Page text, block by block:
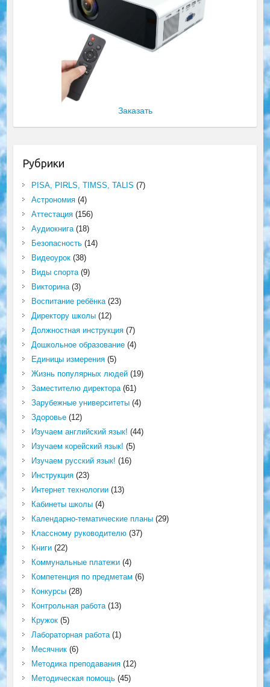
Заказать
Рубрики
PISA, PIRLS, TIMSS, TALIS (7)
Астрономия(4)
Аттестация(156)
Аудиокнига(18)
Безопасность(14)
Видеоурок(38)
Виды спорта(9)
Викторина(3)
Воспитание ребёнка(23)
Директору школы(12)
Должностная инструкция(7)
Дошкольное образование(4)
Единицы измерения(5)
Жизнь популярных людей(19)
Заместителю директора(61)
Зарубежные университеты(4)
Здоровье(12)
Изучаем английский язык! (44)
Изучаем корейский язык! (5)
Изучаем русский язык! (16)
Инструкция(23)
Интернет технологии(13)
Кабинеты школы(4)
Календарно-тематические планы(29)
Классному руководителю(37)
Книги(22)
Коммунальные платежи(4)
Компетенция по предметам (6)
Конкурсы(28)
Контрольная работа(13)
Кружок(5)
Лабораторная работа(1)
Месячник(6)
Методика преподавания(12)
Методическая помощь(45)